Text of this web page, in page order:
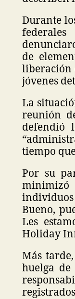
Durante
de
liberación
jóvenes
La
reunión
defendió
tiempo
Por su
minimizó
Bueno,
Les
Holiday
Más
huelga